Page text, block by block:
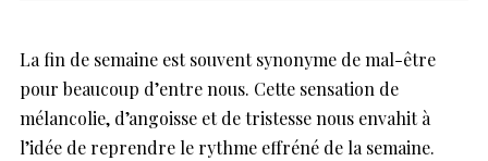
La fin de semaine est souvent synonyme de mal-être
pour beaucoup d’entre nous. Cette sensation de
mélancolie, d’angoisse et de tristesse nous envahit à
l’idée de reprendre le rythme effréné de la semaine.